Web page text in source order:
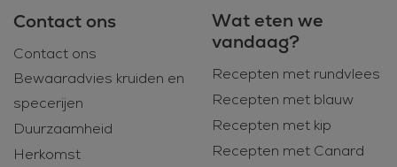
Contact ons
Contact ons
Bewaaradvies kruiden en
specerijen
Duurzaamheid
Herkomst
Wat eten we
vandaag?
Recepten met rundvlees
Recepten met blauw
Recepten met kip
Recepten met Canard